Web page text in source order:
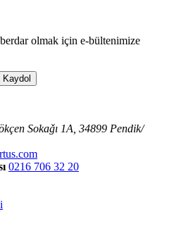
olmak için e-bültenimize
Kaydol
Sokaǧı 1A, 34899 Pendik/
0216 706 32 20